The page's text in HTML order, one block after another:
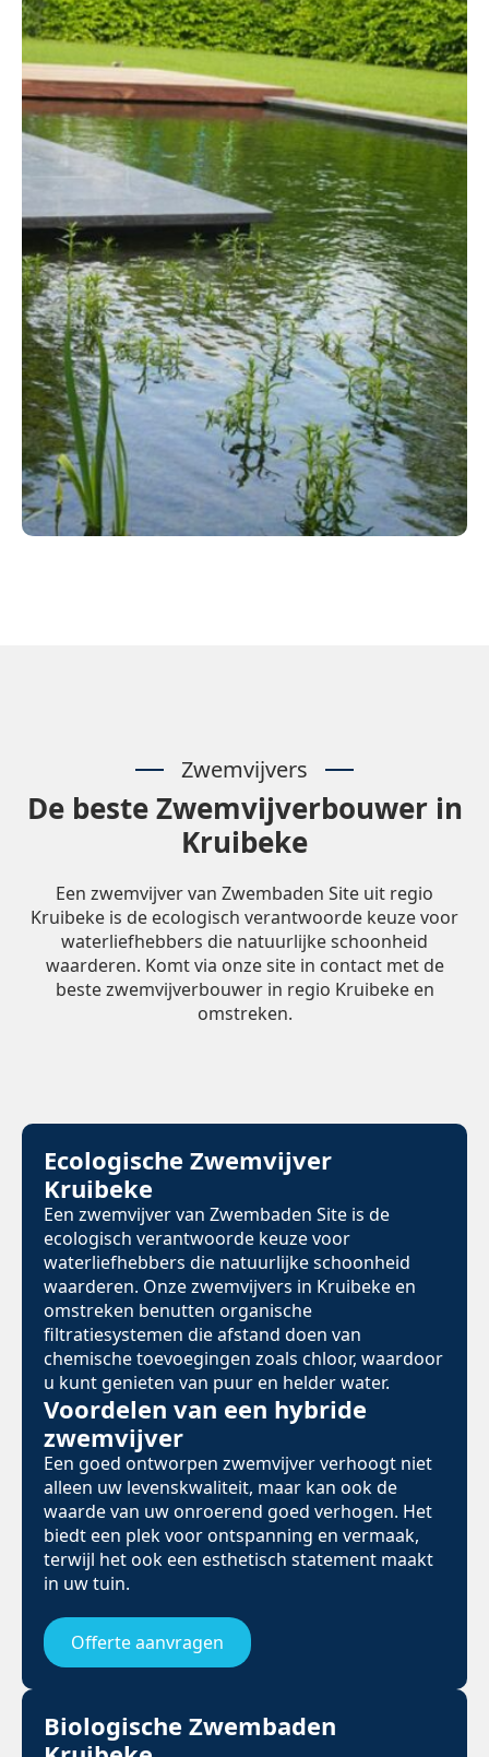
Zwemvijvers
De beste Zwemvijverbouwer in
Kruibeke
Een zwemvijver van Zwembaden Site uit regio
Kruibeke is de ecologisch verantwoorde keuze voor
waterliefhebbers die natuurlijke schoonheid
waarderen. Komt via onze site in contact met de
beste zwemvijverbouwer in regio Kruibeke en
omstreken.
Ecologische Zwemvijver
Kruibeke
Een zwemvijver van Zwembaden Site is de
ecologisch verantwoorde keuze voor
waterliefhebbers die natuurlijke schoonheid
waarderen. Onze zwemvijvers in Kruibeke en
omstreken benutten organische
filtratiesystemen die afstand doen van
chemische toevoegingen zoals chloor, waardoor
u kunt genieten van puur en helder water.
Voordelen van een hybride
zwemvijver
Een goed ontworpen zwemvijver verhoogt niet
alleen uw levenskwaliteit, maar kan ook de
waarde van uw onroerend goed verhogen. Het
biedt een plek voor ontspanning en vermaak,
terwijl het ook een esthetisch statement maakt
in uw tuin.
Offerte aanvragen
Biologische Zwembaden